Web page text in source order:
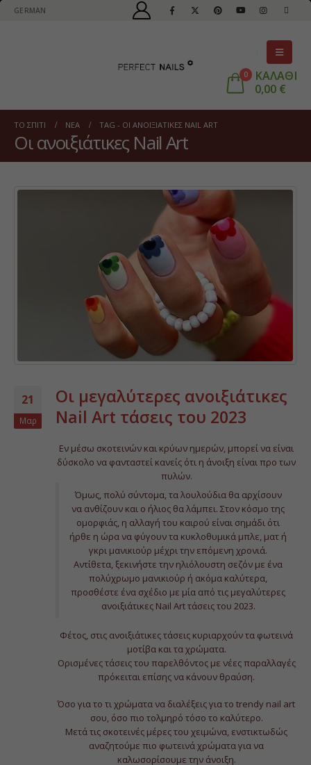
GERMAN
0
ΚΑΛΑΘΙ
0,00 €
ΤΟ ΣΠΊΤΙ ΝΈΑ TAG - ΟΙ ΑΝΟΙΞΙΆΤΙΚΕΣ NAIL ART
Οι ανοιξιάτικες Nail Art
21
Μαρ
Οι μεγαλύτερες ανοιξιάτικες
Nail Art τάσεις του 2023
Εν μέσω σκοτεινών και κρύων ημερών, μπορεί να είναι
δύσκολο να φανταστεί κανείς ότι η άνοιξη είναι προ των
πυλών.
Όμως, πολύ σύντομα, τα λουλούδια θα αρχίσουν
να ανθίζουν και ο ήλιος θα λάμπει. Στον κόσμο της
ομορφιάς, η αλλαγή του καιρού είναι σημάδι ότι
ήρθε η ώρα να φύγουν τα κυκλοθυμικά μπλε, ματ ή
γκρι μανικιούρ μέχρι την επόμενη χρονιά.
Αντίθετα, ξεκινήστε την ηλιόλουστη σεζόν με ένα
πολύχρωμο μανικιούρ ή ακόμα καλύτερα,
προσθέστε ένα σχέδιο με μία από τις μεγαλύτερες
ανοιξιάτικες Nail Art τάσεις του 2023.
Φέτος, στις ανοιξιάτικες τάσεις κυριαρχούν τα φωτεινά
μοτίβα και τα χρώματα.
Ορισμένες τάσεις του παρελθόντος με νέες παραλλαγές
πρόκειται επίσης να κάνουν θραύση.
Όσο για το τι χρώματα να διαλέξεις για το trendy nail art
σου, όσο πιο τολμηρό τόσο το καλύτερο.
Μετά τις σκοτεινές μέρες του χειμώνα, ενστικτωδώς
αναζητούμε πιο φωτεινά χρώματα για να
καλωσορίσουμε την άνοιξη.